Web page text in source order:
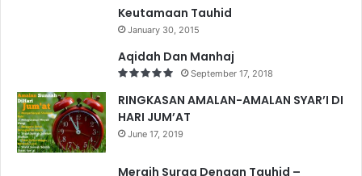
Keutamaan Tauhid
January 30, 2015
Aqidah Dan Manhaj
September 17, 2018
RINGKASAN AMALAN-AMALAN SYAR’I DI
HARI JUM’AT
June 17, 2019
Meraih Surga Dengan Tauhid –